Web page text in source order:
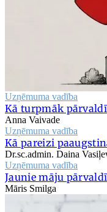
Uzņēmuma vadība
Kā turpmāk
Anna Vaivade
Uzņēmuma vadība
Kā pareizi
Dr.sc.admin. Daina
Uzņēmuma vadība
Jaunie māju
Māris Smilga